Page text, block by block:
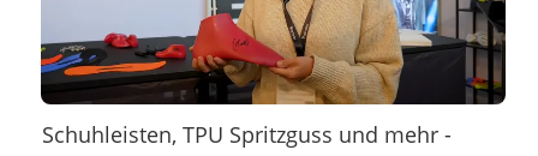
Schuhleisten, TPU Spritzguss und mehr -